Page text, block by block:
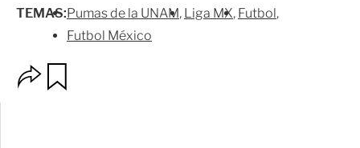
TEMAS:Pumas de la UNAM Liga MX Futbol
Futbol México
p